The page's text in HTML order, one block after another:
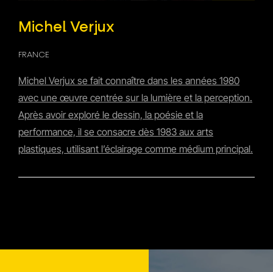
Michel Verjux
FRANCE
Michel Verjux se fait connaître dans les années 1980
avec une œuvre centrée sur la lumière et la perception.
Après avoir exploré le dessin, la poésie et la
performance, il se consacre dès 1983 aux arts
plastiques, utilisant l’éclairage comme médium principal.